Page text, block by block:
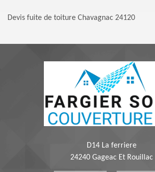
Devis fuite de toiture Chavagnac 24120
D14 La ferriere
24240 Gageac Et Rouillac